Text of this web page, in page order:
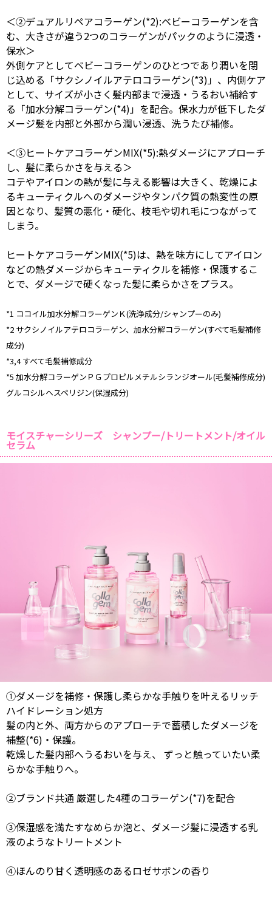
＜②デュアルリペアコラーゲン(*2):ベビーコラーゲンを含
む、大きさが違う2つのコラーゲンがパックのように浸透・
保水＞
外側ケアとしてベビーコラーゲンのひとつであり潤いを閉
じ込める「サクシノイルアテロコラーゲン(*3)」、内側ケア
として、サイズが小さく髪内部まで浸透・うるおい補給す
る「加水分解コラーゲン(*4)」を配合。保水力が低下したダ
メージ髪を内部と外部から潤い浸透、洗うたび補修。
＜③ヒートケアコラーゲンMIX(*5):熱ダメージにアプローチ
し、髪に柔らかさを与える＞
コテやアイロンの熱が髪に与える影響は大きく、乾燥によ
るキューティクルへのダメージやタンパク質の熱変性の原
因となり、髪質の悪化・硬化、枝毛や切れ毛につながって
しまう。
ヒートケアコラーゲンMIX(*5)は、熱を味方にしてアイロン
などの熱ダメージからキューティクルを補修・保護するこ
とで、ダメージで硬くなった髪に柔らかさをプラス。
*1 ココイル加水分解コラーゲンＫ(洗浄成分/シャンプーのみ)
*2 サクシノイルアテロコラーゲン、加水分解コラーゲン(すべて毛髪補修
成分)
*3,4 すべて毛髪補修成分
*5 加水分解コラーゲンＰＧプロピルメチルシランジオール(毛髪補修成分)
グルコシルヘスペリジン(保湿成分)
モイスチャーシリーズ シャンプー/トリートメント/オイル
セラム
①ダメージを補修・保護し柔らかな手触りを叶えるリッチ
ハイドレーション処方
髪の内と外、両方からのアプローチで蓄積したダメージを
補整(*6)・保護。
乾燥した髪内部へうるおいを与え、 ずっと触っていたい柔
らかな手触りへ。
②ブランド共通 厳選した4種のコラーゲン(*7)を配合
③保湿感を満たすなめらか泡と、ダメージ髪に浸透する乳
液のようなトリートメント
④ほんのり甘く透明感のあるロゼサボンの香り